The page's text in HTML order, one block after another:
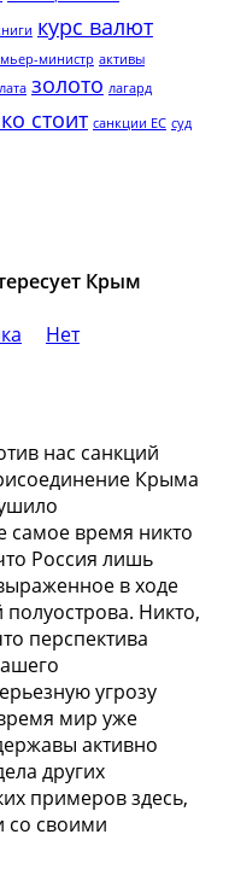
курс валют
министр активы
золото лагард
стоит санкции ЕС суд
Крым
Нет
нас санкций
Крыма
самое время никто
Россия лишь
в ходе
Никто,
перспектива
угрозу
мир уже
активно
других
примеров здесь,
со своими